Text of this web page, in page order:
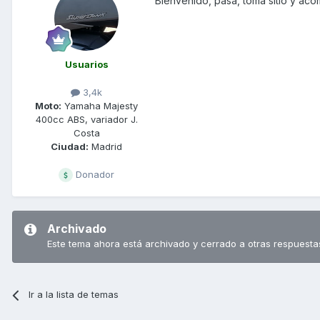
Usuarios
3,4k
Moto: Yamaha Majesty
400cc ABS, variador J.
Costa
Ciudad: Madrid
Donador
Archivado
Este tema ahora está archivado y cerrado a otras
Ir a la lista de temas